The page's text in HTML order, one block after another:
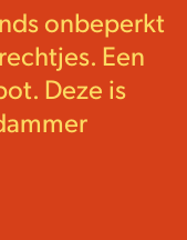
onbeperkt
Een
Deze is